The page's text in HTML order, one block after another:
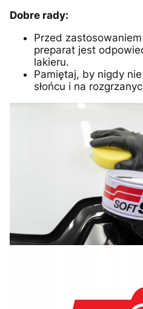
Dobre rady:
Przed
preparat jest
lakieru.
Pamiętaj, by nigdy
słońcu i na